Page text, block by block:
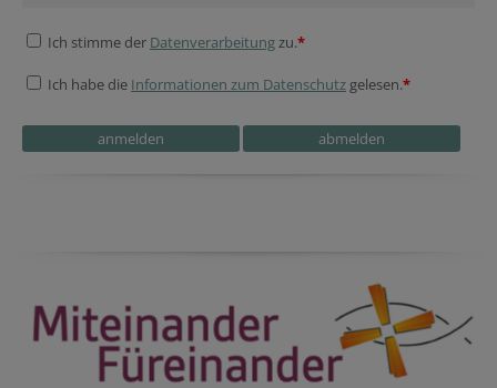
Ich stimme der Datenverarbeitungzu.*
Ich habe die Informationen zum Datenschutz gelesen.*